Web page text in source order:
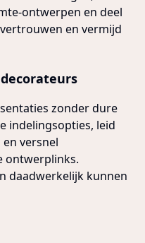
ontwerpen en deel
en vermijd
zonder dure
indelingsopties, leid
versnel
ontwerplinks.
daadwerkelijk kunnen